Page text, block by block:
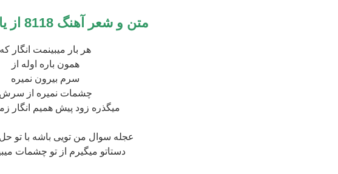
متن و شعر آهنگ 8118 از
هر بار میبینمت انگار که
همون باره اوله از
سرم بیرون نمیره
چشمات نمیره از سرش
میگذره زود پیش همیم انگار
عجله سوال من تویی باشه با تو
دستاتو میگیرم از تو چشمات